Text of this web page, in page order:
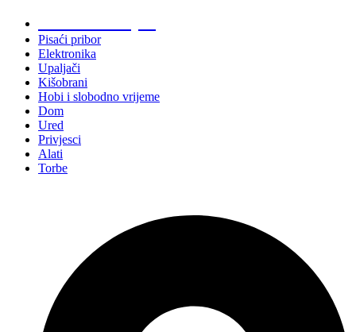
Pisaći pribor
Elektronika
Upaljači
Kišobrani
Hobi i slobodno vrijeme
Dom
Ured
Privjesci
Alati
Torbe